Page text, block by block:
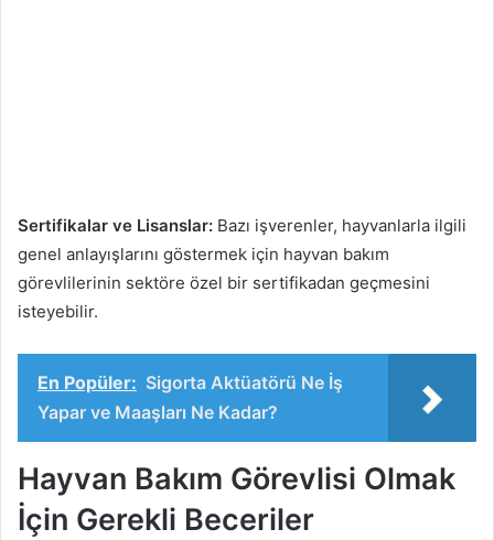
Sertifikalar ve Lisanslar: Bazı işverenler, hayvanlarla ilgili
genel anlayışlarını göstermek için hayvan bakım
görevlilerinin sektöre özel bir sertifikadan geçmesini
isteyebilir.
En Popüler: Sigorta Aktüatörü Ne İş
Yapar ve Maaşları Ne Kadar?
Hayvan Bakım Görevlisi Olmak
İçin Gerekli Beceriler